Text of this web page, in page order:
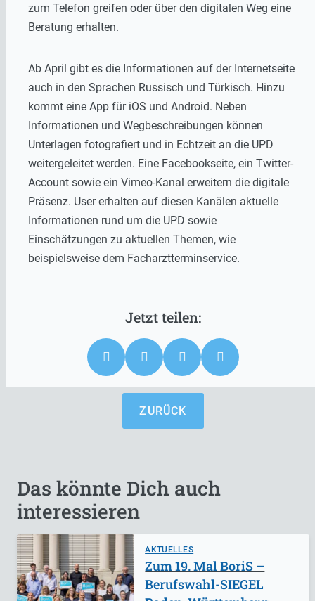
zum Telefon greifen oder über den digitalen Weg eine
Beratung erhalten.
Ab April gibt es die Informationen auf der Internetseite
auch in den Sprachen Russisch und Türkisch. Hinzu
kommt eine App für iOS und Android. Neben
Informationen und Wegbeschreibungen können
Unterlagen fotografiert und in Echtzeit an die UPD
weitergeleitet werden. Eine Facebookseite, ein Twitter-
Account sowie ein Vimeo-Kanal erweitern die digitale
Präsenz. User erhalten auf diesen Kanälen aktuelle
Informationen rund um die UPD sowie
Einschätzungen zu aktuellen Themen, wie
beispielsweise dem Facharztterminservice.
ZURÜCK
Das könnte Dich auch
interessieren
AKTUELLES
Zum 19. Mal BoriS –
Berufswahl-SIEGEL